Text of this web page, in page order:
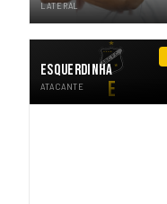
LATERAL
E
ESQUERDINHA
ATACANTE